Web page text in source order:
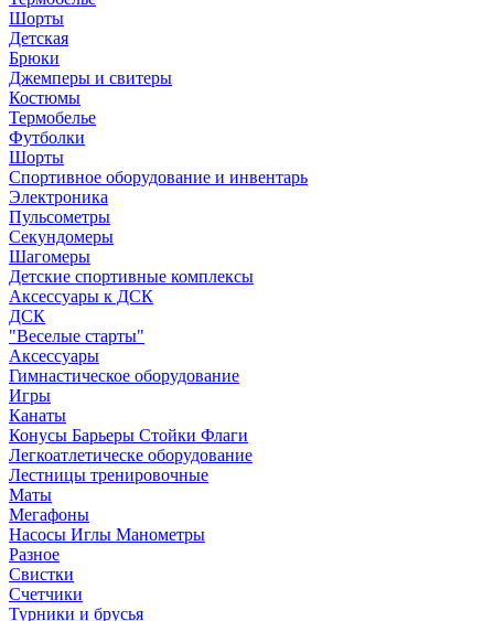
Шорты
Детская
Брюки
Джемперы и свитеры
Костюмы
Термобелье
Футболки
Шорты
Спортивное оборудование и инвентарь
Электроника
Пульсометры
Секундомеры
Шагомеры
Детские спортивные комплексы
Аксессуары к ДСК
ДСК
"Веселые старты"
Аксессуары
Гимнастическое оборудование
Игры
Канаты
Конусы Барьеры Стойки Флаги
Легкоатлетическе оборудование
Лестницы тренировочные
Маты
Мегафоны
Насосы Иглы Манометры
Разное
Свистки
Счетчики
Турники и брусья